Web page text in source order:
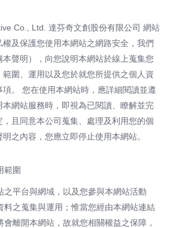
Co., Ltd. 達芬奇文創股份有限公司 網站
及保護您使用本網站之網路安全，我們
聲明），向您說明本網站於線上蒐集您
圍、運用以及您於就您所提供之個人資
。 您在使用本網站時，應詳細閱讀並遵
網站服務時，即視為已閱讀、瞭解並完
且同意本公司蒐集、處理及利用您的個
之內容，您應立即停止使用本網站。
範圍
之平台與網域，以及您參與本網站活動
料之蒐集與運用；惟當您經由本網站連結
離開本網站，故就您相關權益之保障，